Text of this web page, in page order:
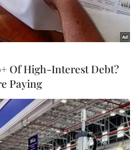
lặng bất thường về vụ
Triều Tiên không có động thái
Of High-Interest Debt?
Paying